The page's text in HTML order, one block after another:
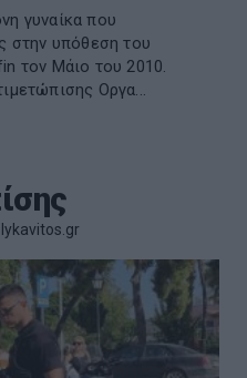
γυναίκα που
στην υπόθεση του
τον Μάιο του 2010.
Οργα...